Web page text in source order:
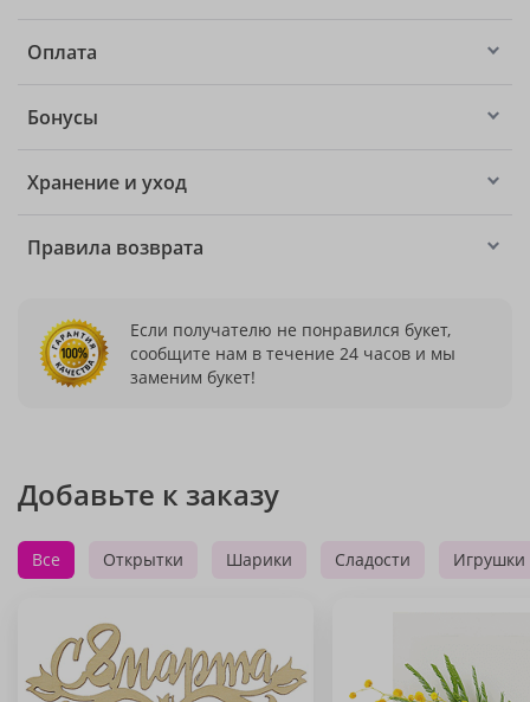
Оплата
Бонусы
Хранение и уход
Правила возврата
Если получателю не понравился букет,
сообщите нам в течение 24 часов и мы
заменим букет!
Добавьте к заказу
Все Открытки Шарики Сладости Игрушки